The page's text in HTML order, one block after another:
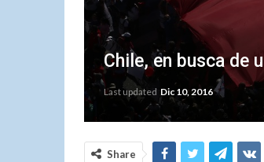
Chile, en busca de
Last updated Dic 10, 2016
Share